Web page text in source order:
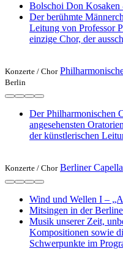
Bolschoi Don Kosaken
Der berühmte
Leitung von Professor
einzige Chor, der
Konzerte / Chor
Berlin
Der Philharmonischen
angesehensten
der künstlerischen
Konzerte / Chor Berliner Capella
Wind und Wellen I –
Mitsingen in der
Musik unserer Zeit,
Kompositionen sowie
Schwerpunkte im